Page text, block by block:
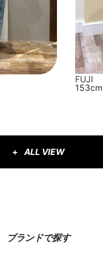
FUJI
153cm
ALL VIEW
ブランドで探す